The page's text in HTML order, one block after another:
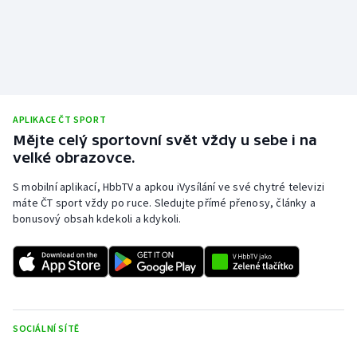
APLIKACE ČT SPORT
Mějte celý sportovní svět vždy u sebe i na
velké obrazovce.
S mobilní aplikací, HbbTV a apkou iVysílání ve své chytré televizi
máte ČT sport vždy po ruce. Sledujte přímé přenosy, články a
bonusový obsah kdekoli a kdykoli.
SOCIÁLNÍ SÍTĚ